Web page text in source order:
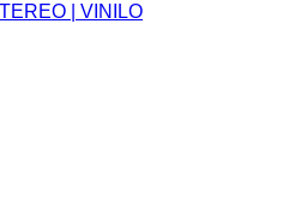
| VINILO